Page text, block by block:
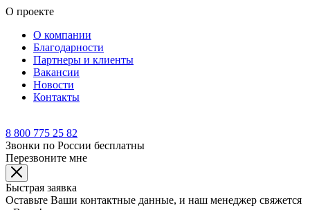
О проекте
О компании
Благодарности
Партнеры и клиенты
Вакансии
Новости
Контакты
8 800 775 25 82
Звонки по России бесплатны
Перезвоните мне
Быстрая заявка
Оставьте Ваши контактные данные, и наш менеджер свяжется